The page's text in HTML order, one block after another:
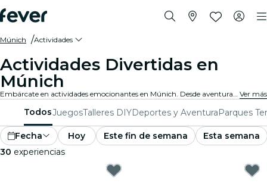
Múnich Actividades
Actividades Divertidas en
Múnich
Embárcate en actividades emocionantes en Múnich. Desde aventuras al aire libre hasta experiencias culturales, descubre las mejores maneras de aprovechar tu tiempo. Ver más
TodosJuegosTalleres DIYDeportes y AventuraParques
Fecha Hoy Este fin de semana
Esta semana
30 experiencias